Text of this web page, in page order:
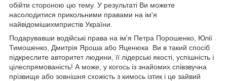
обійти стороною цю тему. У результаті Ви можете
насолодитися прикольними правами на ім'я
найвідомішихмпристів України.
Подарувавши водійські права на ім'я Петра Порошенко, Юлії
Тимошенко, Дмитрія Яроша або Яценюка Ви в такий спосіб
підкреслите авторитет людини, її лідерські якості, успішність і
цілеспрямованість! А може, у когось із знайомих співзвучна
прізвище або зовнішня схожість з кимось ізтик і це зайвий